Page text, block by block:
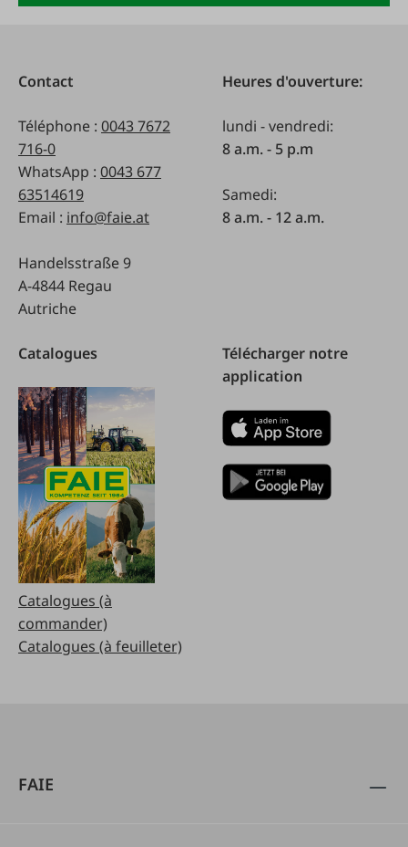
Contact
Téléphone : 0043 7672
716-0
WhatsApp : 0043 677
63514619
Email : info@faie.at
Handelsstraße 9
A-4844 Regau
Autriche
Heures d'ouverture:
lundi - vendredi:
8 a.m. - 5 p.m
Samedi:
8 a.m. - 12 a.m.
Catalogues
Catalogues (à
commander)
Catalogues (à feuilleter)
Télécharger notre
application
FAIE